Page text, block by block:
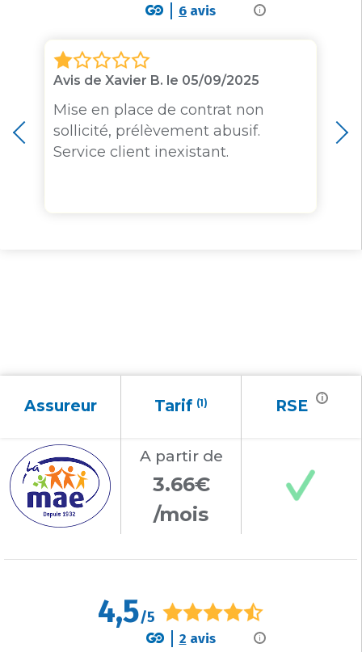
i
6 avis
Avis de Xavier B. le 05/09/2025
Mise en place de contrat non
sollicité, prélèvement abusif.
Service client inexistant.
Assureur Tarif (1) RSE i
A partir de
3.66€
/mois
i
4,5/5
2 avis